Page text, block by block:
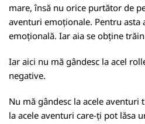
mare, însă nu orice purtător de
aventuri emoționale. Pentru asta
emoțională. Iar aia se obține
Iar aici nu mă gândesc la acel
negative.
Nu mă gândesc la acele
la acele aventuri care-ți pot lăsa